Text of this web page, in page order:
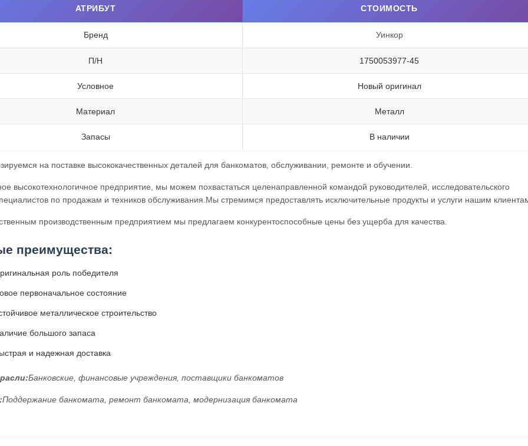
АТРИБУТ СТОИМОСТЬ
Бренд Уинкор
П/Н 1750053977-45
Условное Новый оригинал
Материал Металл
Запасы В наличии
на поставке высококачественных деталей для банкоматов, обслуживании, ремонте и обучении.
высокотехнологичное предприятие, мы можем похвастаться целенаправленной командой руководителей, исследовательского
по продажам и техников обслуживания.Мы стремимся предоставлять исключительные продукты и услуги нашим
производственным предприятием мы предлагаем конкурентоспособные цены без ущерба для качества.
преимущества:
роль победителя
первоначальное состояние
металлическое строительство
большого запаса
и надежная доставка
Банковские, финансовые учреждения, поставщики банкоматов
Поддержание банкомата, ремонт банкомата, модернизация банкомата